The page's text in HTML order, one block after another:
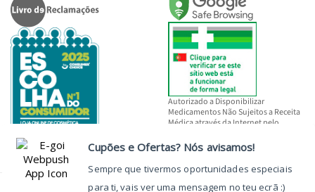
Autorizado a Disponibilizar
Medicamentos Não Sujeitos a Receita
Médica através da Internet pelo